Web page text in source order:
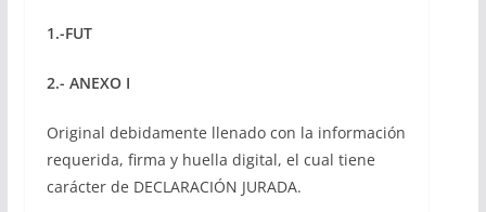
1.-FUT
2.- ANEXO I
Original debidamente llenado con la información
requerida, firma y huella digital, el cual tiene
carácter de DECLARACIÓN JURADA.